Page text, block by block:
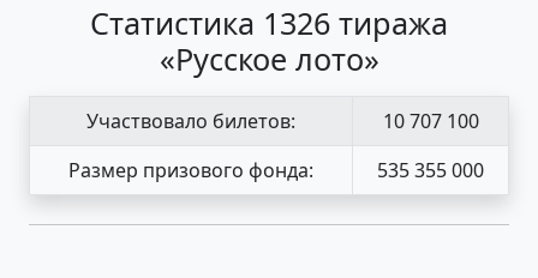
Статистика 1326 тиража
«Русское лото»
Участвовало билетов:
10 707 100
Размер призового фонда:
535 355 000